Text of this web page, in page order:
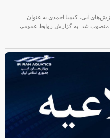
آبی، کیمیا احمدی به عنوان
منصوب شد. به گزارش روابط عمومی